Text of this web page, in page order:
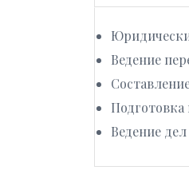
Ведение
Подготовка
Ведение дел